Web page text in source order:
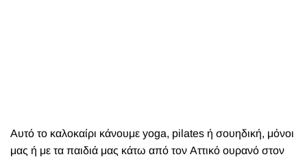
Αυτό το καλοκαίρι κάνουμε yoga, pilates ή σουηδική, μόνοι
μας ή με τα παιδιά μας κάτω από τον Αττικό ουρανό στον